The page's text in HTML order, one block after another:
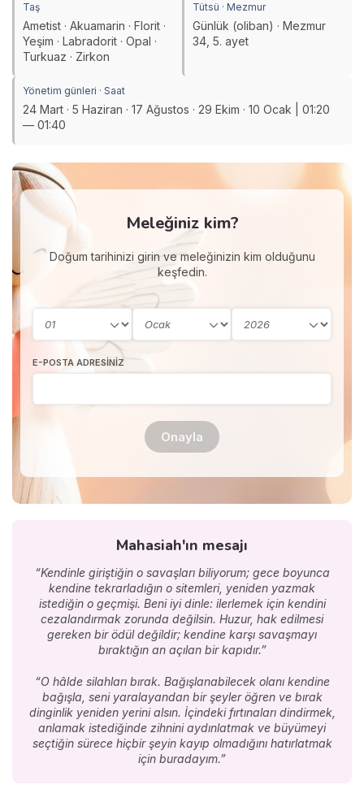
Taş
Ametist · Akuamarin · Florit ·
Yeşim · Labradorit · Opal ·
Turkuaz · Zirkon
Tütsü · Mezmur
Günlük (oliban) · Mezmur
34, 5. ayet
Yönetim günleri · Saat
24 Mart · 5 Haziran · 17 Ağustos · 29 Ekim · 10 Ocak | 01:20
— 01:40
Meleğiniz kim?
Doğum tarihinizi girin ve meleğinizin kim olduğunu
keşfedin.
E-POSTA ADRESINIZ
Onayla
Mahasiah'ın mesajı
“Kendinle giriştiğin o savaşları biliyorum; gece boyunca
kendine tekrarladığın o sitemleri, yeniden yazmak
istediğin o geçmişi. Beni iyi dinle: ilerlemek için kendini
cezalandırmak zorunda değilsin. Huzur, hak edilmesi
gereken bir ödül değildir; kendine karşı savaşmayı
bıraktığın an açılan bir kapıdır.”
“O hâlde silahları bırak. Bağışlanabilecek olanı kendine
bağışla, seni yaralayandan bir şeyler öğren ve bırak
dinginlik yeniden yerini alsın. İçindeki fırtınaları dindirmek,
anlamak istediğinde zihnini aydınlatmak ve büyümeyi
seçtiğin sürece hiçbir şeyin kayıp olmadığını hatırlatmak
için buradayım.”